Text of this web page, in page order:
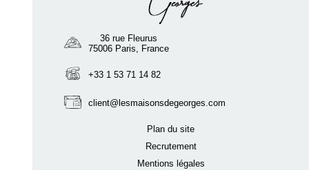
36 rue Fleurus
75006 Paris, France
+33 1 53 71 14 82
client@lesmaisonsdegeorges.com
Plan du site
Recrutement
Mentions légales